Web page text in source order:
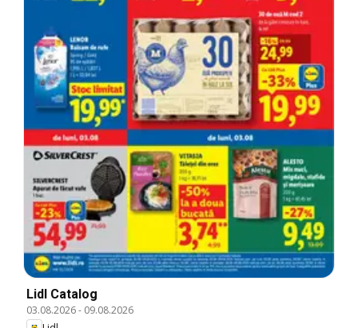
Lidl Catalog
03.08.2026- 09.08.2026